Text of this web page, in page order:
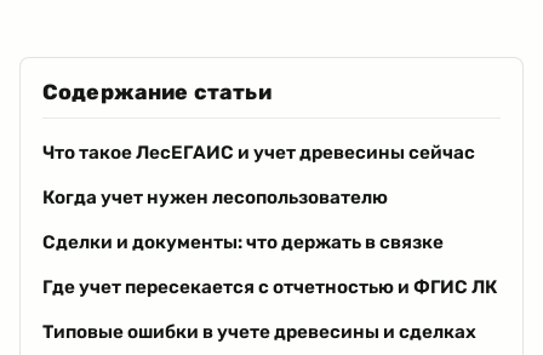
Содержание статьи
Что такое ЛесЕГАИС и учет древесины сейчас
Когда учет нужен лесопользователю
Сделки и документы: что держать в связке
Где учет пересекается с отчетностью и ФГИС ЛК
Типовые ошибки в учете древесины и сделках